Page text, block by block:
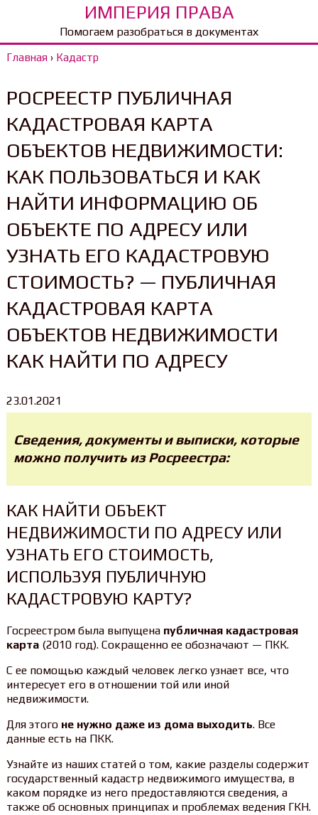
ИМПЕРИЯ ПРАВА
Помогаем разобраться в документах
Главная› Кадастр
РОСРЕЕСТР ПУБЛИЧНАЯ
КАДАСТРОВАЯ КАРТА
ОБЪЕКТОВ НЕДВИЖИМОСТИ:
КАК ПОЛЬЗОВАТЬСЯ И КАК
НАЙТИ ИНФОРМАЦИЮ ОБ
ОБЪЕКТЕ ПО АДРЕСУ ИЛИ
УЗНАТЬ ЕГО КАДАСТРОВУЮ
СТОИМОСТЬ? — ПУБЛИЧНАЯ
КАДАСТРОВАЯ КАРТА
ОБЪЕКТОВ НЕДВИЖИМОСТИ
КАК НАЙТИ ПО АДРЕСУ
23.01.2021
Сведения, документы и выписки, которые
можно получить из Росреестра:
КАК НАЙТИ ОБЪЕКТ
НЕДВИЖИМОСТИ ПО АДРЕСУ ИЛИ
УЗНАТЬ ЕГО СТОИМОСТЬ,
ИСПОЛЬЗУЯ ПУБЛИЧНУЮ
КАДАСТРОВУЮ КАРТУ?
Госреестром была выпущена публичная кадастровая
карта(2010 год). Сокращенно ее обозначают — ПКК.
С ее помощью каждый человек легко узнает все, что
интересует его в отношении той или иной
недвижимости.
Для этого не нужно даже из дома выходить. Все
данные есть на ПКК.
Узнайте из наших статей о том, какие разделы содержит
государственный кадастр недвижимого имущества, в
каком порядке из него предоставляются сведения, а
также об основных принципах и проблемах ведения ГКН.